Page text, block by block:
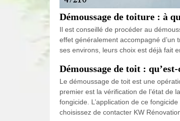
Démoussage de toiture : à
Il est conseillé de procéder au
effet généralement accompagné
ses environs, leurs choix est déjà fait
Démoussage de toit :
Le démoussage de toit est une
premier est la vérification de l’état de
fongicide. L’application de ce
choisissez de contacter KW